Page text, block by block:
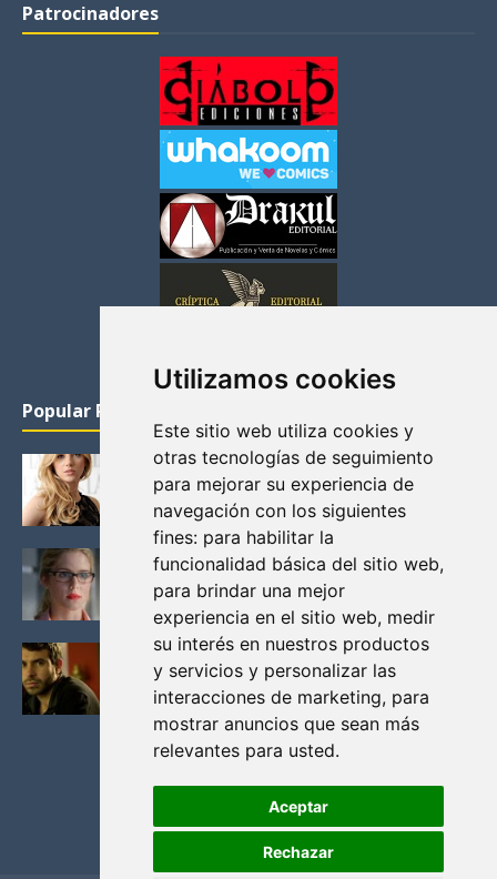
Utilizamos cookies
Este sitio web utiliza cookies y
otras tecnologías de seguimiento
para mejorar su experiencia de
navegación con los siguientes
fines: para habilitar la
funcionalidad básica del sitio web,
para brindar una mejor
experiencia en el sitio web, medir
su interés en nuestros productos
y servicios y personalizar las
interacciones de marketing, para
mostrar anuncios que sean más
relevantes para usted.
Aceptar
Rechazar
Patrocinadores
Popular Posts
KATHERYN WINNICK: LA ACTRIZ MAS GUAPA DE
VIKINGOS
Junio 14, 2013
FELICITY (EMILY BETT RICKARDS), LAS FOTOS
MAS BONITAS DE LA ALIADA DE ARROW
Noviembre 30, 2013
BLACK MIRROR: TODA TU HISTORIA. EPISODIO 3.
LA CRITICA
Mayo 17, 2012